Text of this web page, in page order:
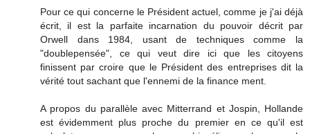
Pour ce qui concerne le Président actuel, comme je j'ai déjà
écrit, il est la parfaite incarnation du pouvoir décrit par
Orwell dans 1984, usant de techniques comme la
"doublepensée", ce qui veut dire ici que les citoyens
finissent par croire que le Président des entreprises dit la
vérité tout sachant que l'ennemi de la finance ment.
A propos du parallèle avec Mitterrand et Jospin, Hollande
est évidemment plus proche du premier en ce qu'il est